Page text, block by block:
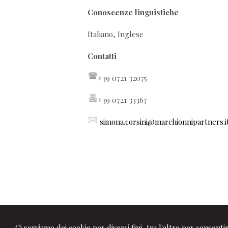
Conoscenze linguistiche
Italiano, Inglese
Contatti
+39 0721 32075
+39 0721 33367